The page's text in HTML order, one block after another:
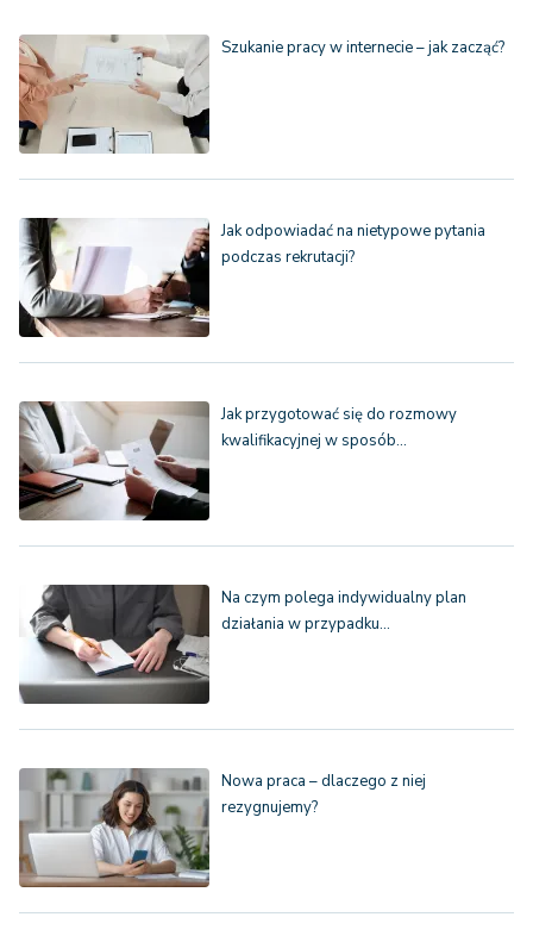
Szukanie pracy w internecie – jak zacząć?
Jak odpowiadać na nietypowe pytania
podczas rekrutacji?
Jak przygotować się do rozmowy
kwalifikacyjnej w sposób…
Na czym polega indywidualny plan
działania w przypadku…
Nowa praca – dlaczego z niej
rezygnujemy?